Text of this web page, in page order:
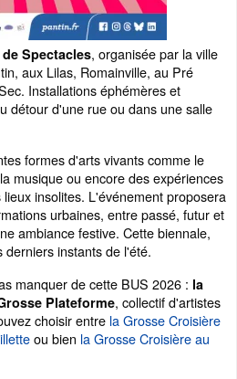
Spectacles, organisée par la ville
aux Lilas, Romainville, au Pré
Installations éphémères et
détour d'une rue ou dans une salle
formes d'arts vivants comme le
musique ou encore des expériences
insolites. L'événement proposera
urbaines, entre passé, futur et
ambiance festive. Cette biennale,
instants de l'été.
manquer de cette BUS 2026 : la
Plateforme, collectif d'artistes
choisir entre la Grosse Croisière
ou bien la Grosse Croisière au